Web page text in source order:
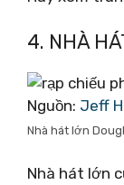
4. NHÀ
Nguồn: Jeff
Nhà hát lớn
Nhà hát lớn